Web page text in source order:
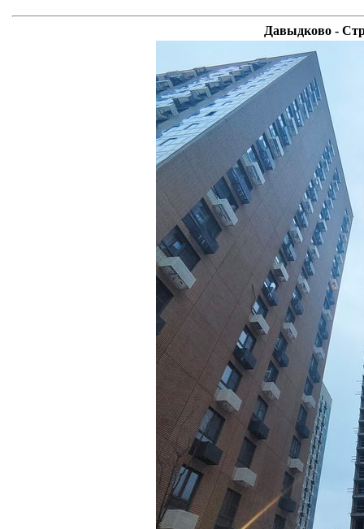
Давыдково -